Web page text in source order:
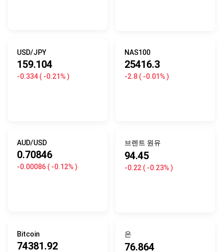
USD/JPY
159.104
-0.334 ( -0.21% )
NAS100
25416.3
-2.8 ( -0.01% )
AUD/USD
0.70846
-0.00086 ( -0.12% )
브렌트 원유
94.45
-0.22 ( -0.23% )
Bitcoin
74381.92
은
76.864